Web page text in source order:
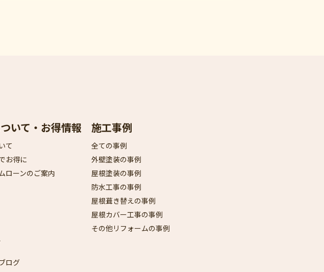
いて・お得情報
て
お得に
ローンのご案内
施工事例
全ての事例
外壁塗装の事例
屋根塗装の事例
防水工事の事例
屋根葺き替えの事例
屋根カバー工事の事例
その他リフォームの事例
ログ